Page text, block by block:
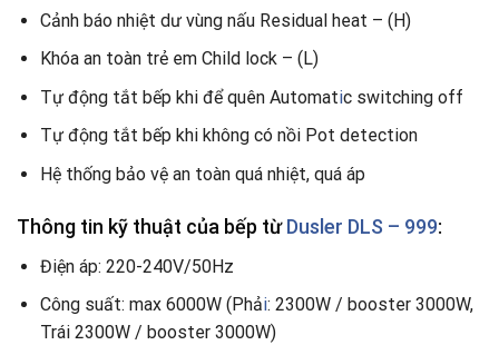
Cảnh báo nhiệt dư vùng nấu Residual heat – (H)
Khóa an toàn trẻ em Child lock – (L)
Tự động tắt bếp khi để quên Automatic switching off
Tự động tắt bếp khi không có nồi Pot detection
Hệ thống bảo vệ an toàn quá nhiệt, quá áp
Thông tin kỹ thuật của bếp từDusler DLS – 999:
Điện áp: 220-240V/50Hz
Công suất: max 6000W (Phải: 2300W / booster 3000W,
Trái 2300W / booster 3000W)